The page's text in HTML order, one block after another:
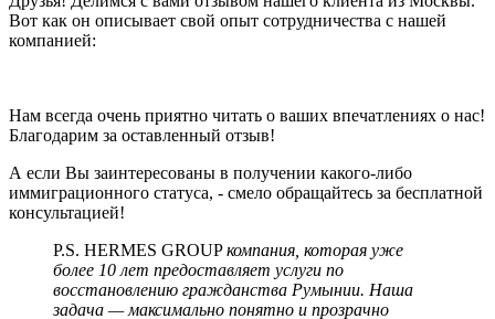
Вот как он описывает свой опыт сотрудничества с нашей
компанией:
Нам всегда очень приятно читать о ваших впечатлениях о нас!
Благодарим за оставленный отзыв!
А если Вы заинтересованы в получении какого-либо
иммиграционного статуса, - смело обращайтесь за бесплатной
консультацией!
P.S. HERMES GROUPкомпания, которая уже
более 10 лет предоставляет услуги по
восстановлению гражданства Румынии. Наша
задача — максимально понятно и прозрачно